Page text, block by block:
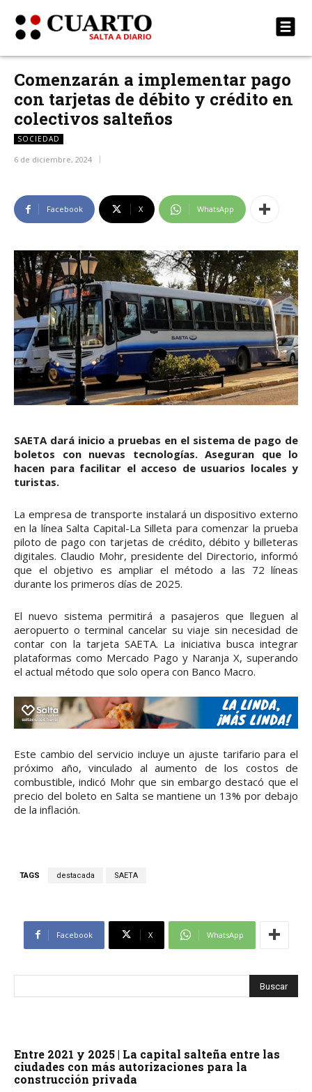
Comenzarán a implementar pago
con tarjetas de débito y crédito en
colectivos salteños
SOCIEDAD
6 de diciembre, 2024
Facebook X WhatsApp
SAETA dará inicio a pruebas en el sistema de pago de
boletos con nuevas tecnologías. Aseguran que lo
hacen para facilitar el acceso de usuarios locales y
turistas.
La empresa de transporte instalará un dispositivo externo
en la línea Salta Capital-La Silleta para comenzar la prueba
piloto de pago con tarjetas de crédito, débito y billeteras
digitales. Claudio Mohr, presidente del Directorio, informó
que el objetivo es ampliar el método a las 72 líneas
durante los primeros días de 2025.
El nuevo sistema permitirá a pasajeros que lleguen al
aeropuerto o terminal cancelar su viaje sin necesidad de
contar con la tarjeta SAETA. La iniciativa busca integrar
plataformas como Mercado Pago y Naranja X, superando
el actual método que solo opera con Banco Macro.
Este cambio del servicio incluye un ajuste tarifario para el
próximo año, vinculado al aumento de los costos de
combustible, indicó Mohr que sin embargo destacó que el
precio del boleto en Salta se mantiene un 13% por debajo
de la inflación.
TAGS destacada SAETA
Facebook X WhatsApp
Entre 2021 y 2025 | La capital salteña entre las
ciudades con más autorizaciones para la
construcción privada